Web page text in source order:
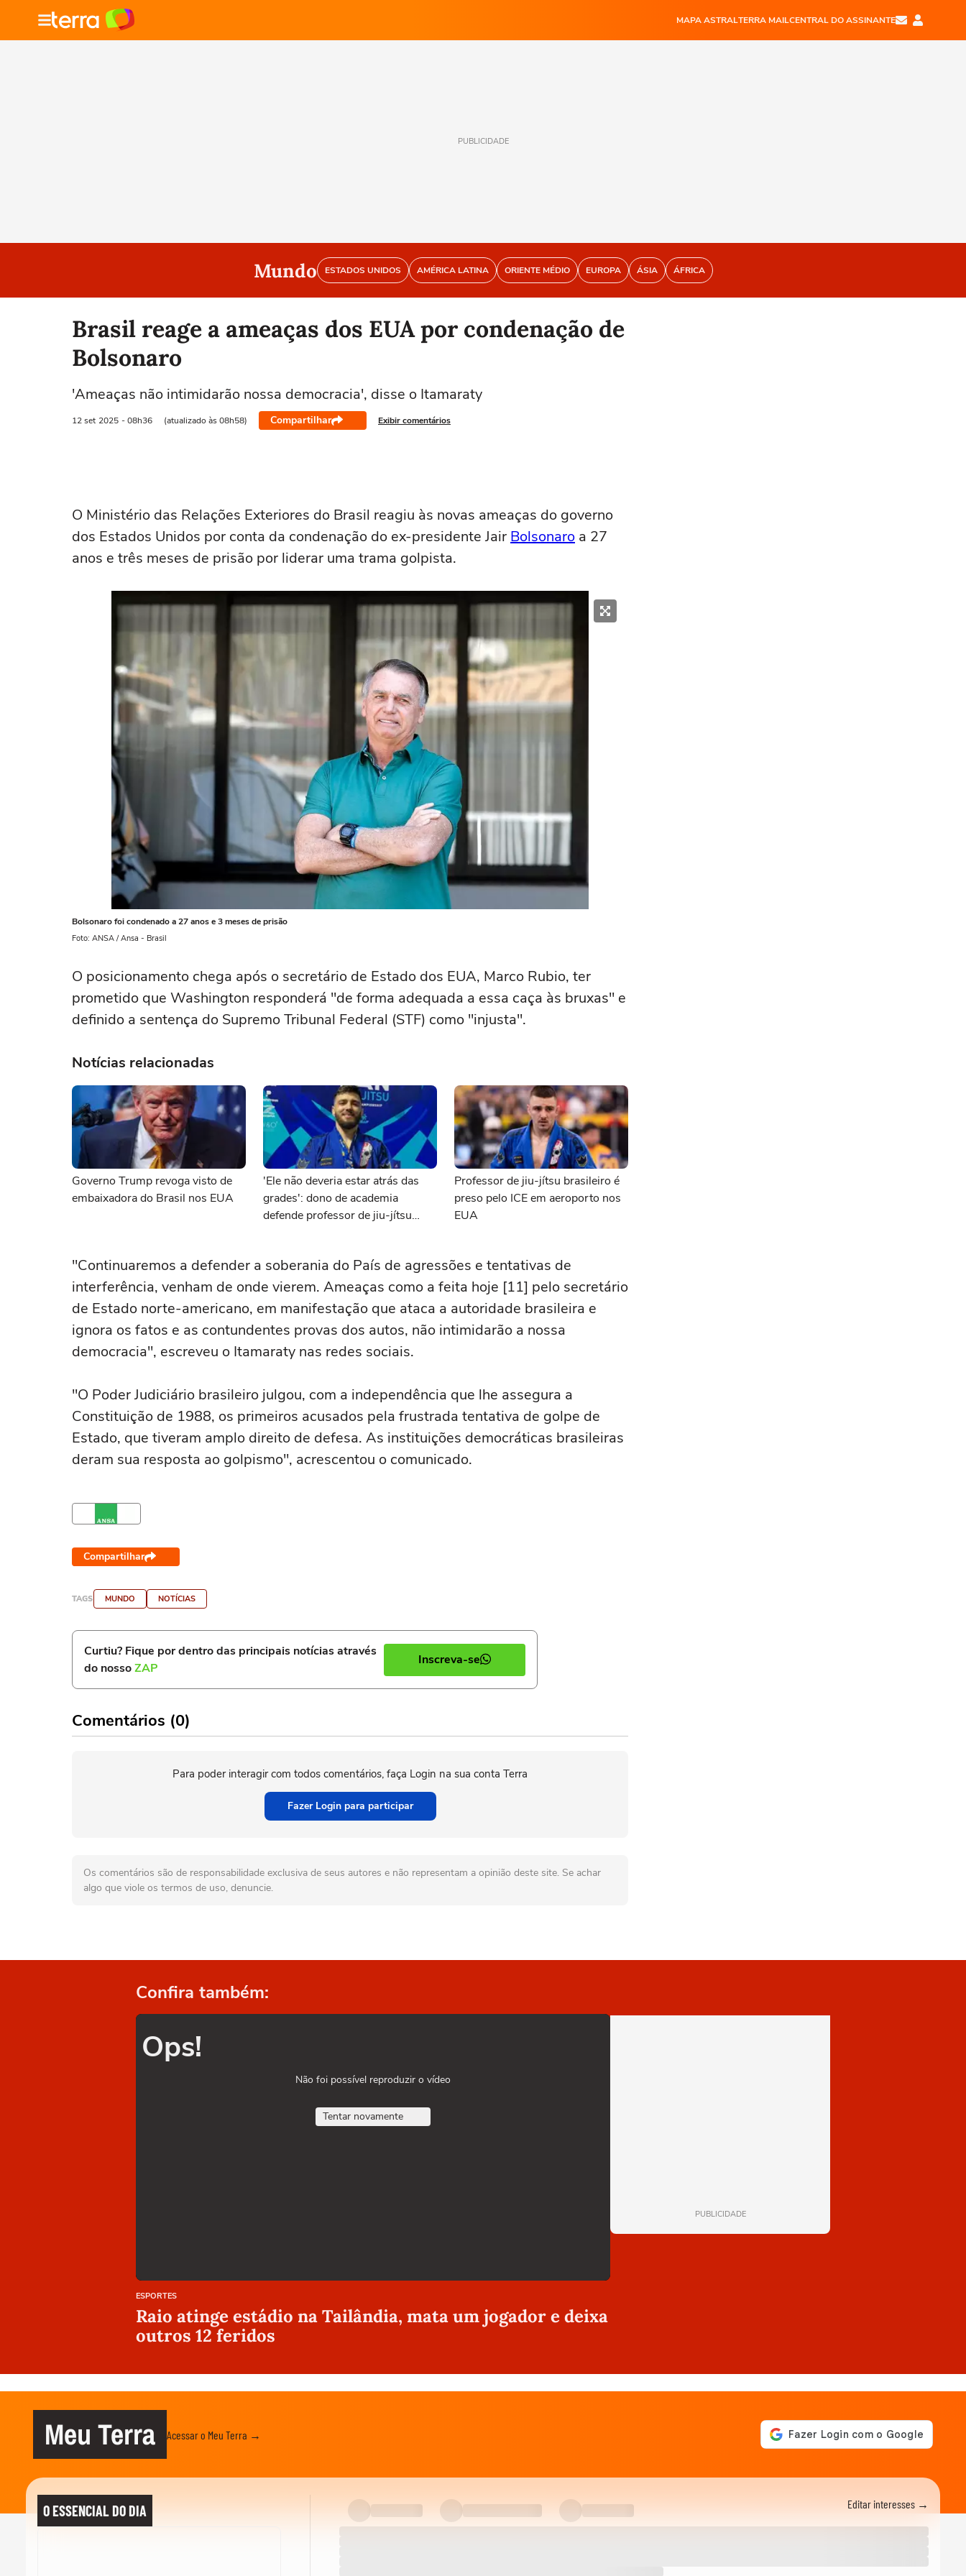
MAPA ASTRALTERRA MAILCENTRAL DO ASSINANTE
PUBLICIDADE
Mundo ESTADOS UNIDOS AMÉRICA LATINA ORIENTE MÉDIO EUROPA ÁSIA ÁFRICA
Brasil reage a ameaças dos EUA por condenação de
Bolsonaro
'Ameaças não intimidarão nossa democracia', disse o Itamaraty
12 set 2025 - 08h36 (atualizado às 08h58) Compartilhar Exibir comentários
O Ministério das Relações Exteriores do Brasil reagiu às novas ameaças do governo
dos Estados Unidos por conta da condenação do ex-presidente Jair Bolsonaro a 27
anos e três meses de prisão por liderar uma trama golpista.
Bolsonaro foi condenado a 27 anos e 3 meses de prisão
Foto: ANSA / Ansa - Brasil
O posicionamento chega após o secretário de Estado dos EUA, Marco Rubio, ter
prometido que Washington responderá "de forma adequada a essa caça às bruxas" e
definido a sentença do Supremo Tribunal Federal (STF) como "injusta".
Notícias relacionadas
Governo Trump revoga visto de
embaixadora do Brasil nos EUA
'Ele não deveria estar atrás das
grades': dono de academia
defende professor de jiu-jítsu
Professor de jiu-jítsu brasileiro é
preso pelo ICE em aeroporto nos
EUA
"Continuaremos a defender a soberania do País de agressões e tentativas de
interferência, venham de onde vierem. Ameaças como a feita hoje [11] pelo secretário
de Estado norte-americano, em manifestação que ataca a autoridade brasileira e
ignora os fatos e as contundentes provas dos autos, não intimidarão a nossa
democracia", escreveu o Itamaraty nas redes sociais.
"O Poder Judiciário brasileiro julgou, com a independência que lhe assegura a
Constituição de 1988, os primeiros acusados pela frustrada tentativa de golpe de
Estado, que tiveram amplo direito de defesa. As instituições democráticas brasileiras
deram sua resposta ao golpismo", acrescentou o comunicado.
Compartilhar
TAGS MUNDO NOTÍCIAS
Curtiu? Fique por dentro das principais notícias através
do nossoZAP
Inscreva-se
Comentários (0)
Para poder interagir com todos comentários, faça Login na sua conta Terra
Fazer Login para participar
Os comentários são de responsabilidade exclusiva de seus autores e não representam a opinião deste site. Se achar
algo que viole os termos de uso, denuncie.
Confira também:
Ops!
Não foi possível reproduzir o vídeo
Tentar novamente
ESPORTES
Raio atinge estádio na Tailândia, mata um jogador e deixa
outros 12 feridos
PUBLICIDADE
Meu Terra Acessar o Meu Terra →
O ESSENCIAL DO DIA Editar interesses →